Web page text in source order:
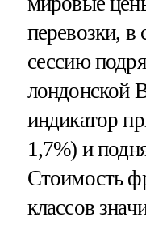
перевозки,
сессию
лондонской
индикатор
1,7%) и
Стоимость
классов